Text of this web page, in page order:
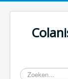
Zoeken...